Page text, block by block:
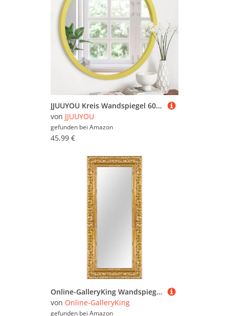
JJUUYOU Kreis Wandspiegel 60 cm Wandmontage Gelb Runder Vintage Spiegel für Badezimmer Holzrahmen Spiegel für Wohnzimmer, Schlafzimmer, Waschraum, Wohnheim
von JJUUYOU
gefunden bei Amazon
45,99 €
Online-GalleryKing Wandspiegel nach Maß 80 x 60 cm Gold Barock Shabby Vintage für | Flur | Badezimmer | Wohnzimmer | Schlafzimmer | Spiegel Rahmen OGK-EH15
von Online-GalleryKing
gefunden bei Amazon